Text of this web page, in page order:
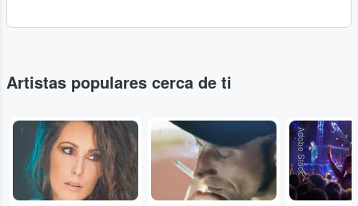
Artistas populares cerca de ti
... ... Adobe Stock